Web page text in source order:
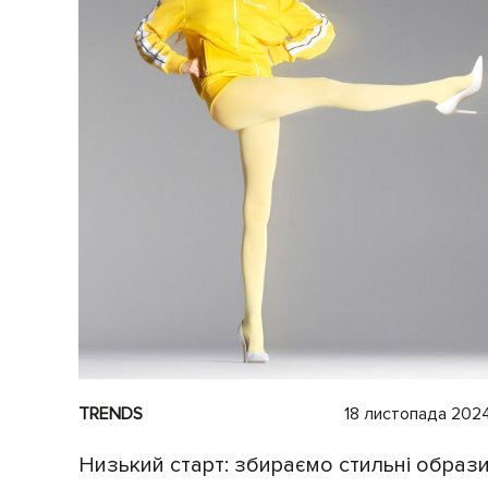
TRENDS 18 листопада
Низький старт: збираємо стильні